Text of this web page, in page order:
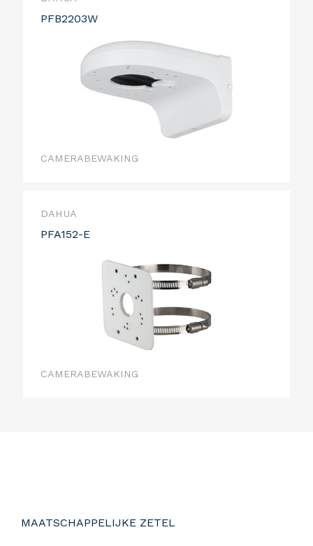
PFB2203W
CAMERABEWAKING
DAHUA
PFA152-E
CAMERABEWAKING
MAATSCHAPPELIJKE ZETEL